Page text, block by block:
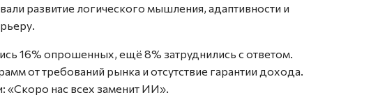
развитие логического мышления, адаптивности и
16% опрошенных, ещё 8% затруднились с ответом.
от требований рынка и отсутствие гарантии дохода.
«Скоро нас всех заменит ИИ».